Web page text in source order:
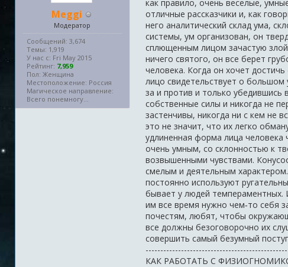
Meggi
Модератор
Сообщений: 3,674
Темы: 1,919
У нас с: Fri May 2015
Рейтинг: 7,959
Пол: Женщина
Местоположение: Россия
Магическое направление:
Всего понемногу...
как правило, очень веселые,
отличные рассказчики и, как
него аналитический склад ума,
системы, ум организован, он
сплющенным лицом зачастую
ничего святого, он все берет
человека. Когда он хочет
лицо свидетельствует о
за и против и только убедившись
собственные силы и никогда не
застенчивы, никогда ни с кем не
это не значит, что их легко
удлиненная форма лица
очень умным, со склонностью к
возвышенными чувствами.
смелым и деятельным
постоянно используют
бывает у людей темпераментных.
им все время нужно чем‑то себя
почестям, любят, чтобы
все должны безоговорочно их
совершить самый безумный
КАК РАБОТАТЬ С